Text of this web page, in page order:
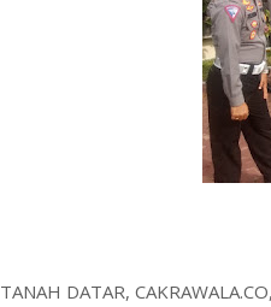
TANAH DATAR,